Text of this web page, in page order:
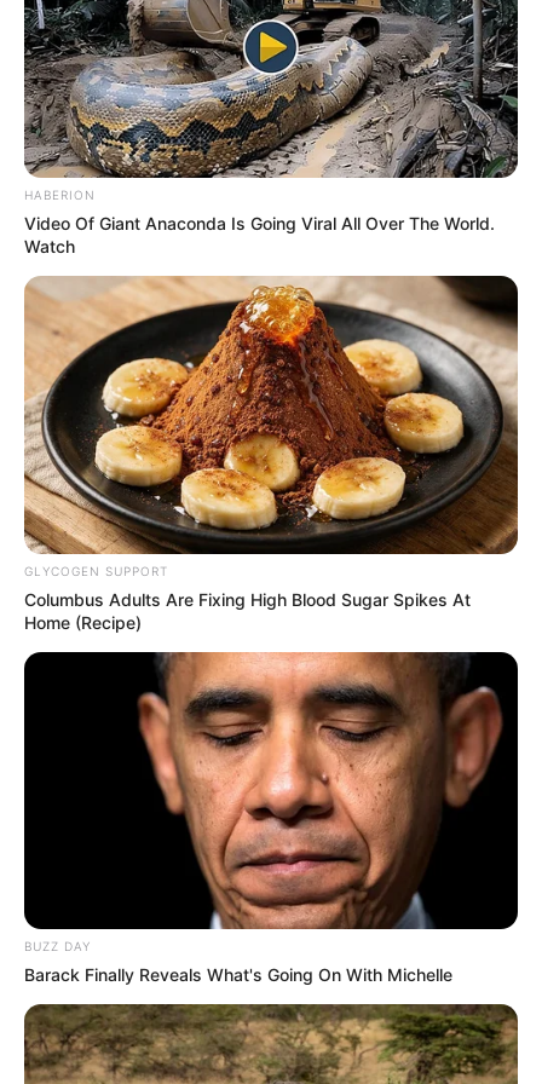
ΗΠΑ: Ο Αμερικανικός
Ερυθρός Σταυρός πιάστηκε
να αναμειγνύει αίμα
εμβολιασμένων με αίμα...
Ο Τραμπ αποκαλύπτει τον
μεγαλύτερο φόβο του,
προειδοποιεί «Βρισκόμαστε
στην πιο επικίνδυνη...
Email address:
Όλα τα κείμενα και οι εικόνες είναι πνευματική ιδιοκτησία του
ΝΙΚΟΛΑΟΣ ΑΝΑΞΙΜΑΝΔΡΟΣ. Aπαγορεύεται η αναπαραγωγή, η
αναδημοσίευση και η τροποποίησή τους χωρίς προηγούμενη
γραπτή άδεια του δημιουργού τους. Με επιφύλαξη κάθε νόμιμου
δικαιώματος. Διαβάστε την
Πολιτική Απορρήτουτου website πριν
να το χρησιμοποιήσετε, καθώς χρησιμοποιώντας το την
αποδέχεστε. Ο ιστότοπος διατηρεί το δικαίωμα να τροποποιήσει
τους όρους χρήσης.
Επικοινωνήστε μαζί μας:nikolaosgeor@gmail.com
@2022 - nikolaosanaximandros.gr. All Right Reserved. Designed and
HABERION
Video Of Giant Anaconda Is Going Viral All Over The World.
Watch
GLYCOGEN SUPPORT
Columbus Adults Are Fixing High Blood Sugar Spikes At
Home (Recipe)
BUZZ DAY
Barack Finally Reveals What's Going On With Michelle